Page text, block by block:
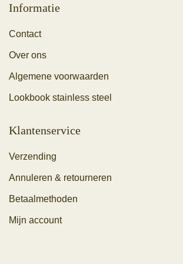
Informatie
Contact
Over ons
Algemene voorwaarden
Lookbook stainless steel
Klantenservice
Verzending
Annuleren & retourneren
Betaalmethoden
Mijn account